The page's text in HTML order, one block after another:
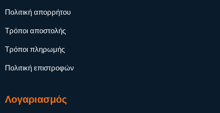
Πολιτική απορρήτου
Τρόποι αποστολής
Τρόποι πληρωμής
Πολιτική επιστροφών
Λογαριασμός